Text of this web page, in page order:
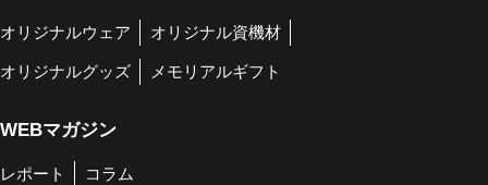
オリジナルウェア オリジナル資機材
オリジナルグッズ メモリアルギフト
WEBマガジン
レポート コラム